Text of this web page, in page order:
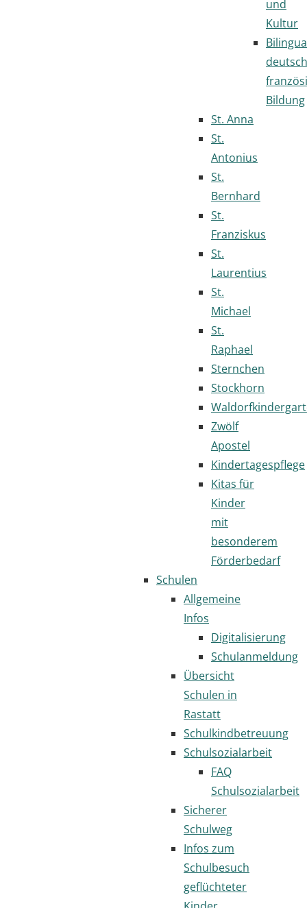
und
Kultur
deutsch
Bildung
St. Anna
St.
Antonius
St.
Bernhard
St.
Franziskus
St.
Laurentius
St.
Michael
St.
Raphael
Sternchen
Stockhorn
Zwölf
Apostel
Kindertagespflege
Kitas für
Kinder
mit
besonderem
Förderbedarf
Schulen
Allgemeine
Infos
Digitalisierung
Schulanmeldung
Übersicht
Schulen in
Rastatt
Schulkindbetreuung
Schulsozialarbeit
FAQ
Schulsozialarbeit
Sicherer
Schulweg
Infos zum
Schulbesuch
geflüchteter